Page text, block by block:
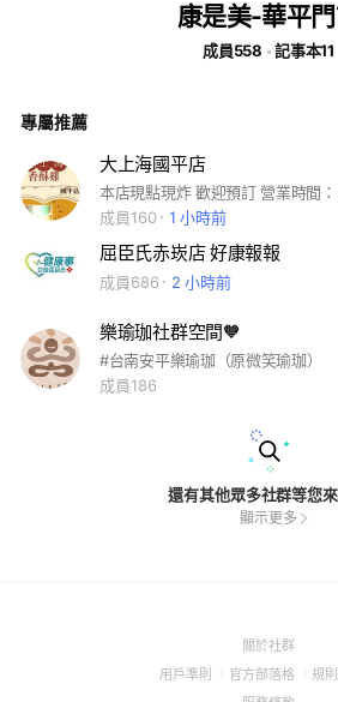
康是美-華平
成員558 記事本11
專屬推薦
大上海國平店
成員160
1 小時前
屈臣氏赤崁店 好康報報
成員686 2 小時前
樂瑜珈社群空間🧡
#台南安平樂瑜珈（原微笑瑜珈）
成員186
還有其他眾多社群等您
顯示更多
關於社群(Open
用戶準則
(Open
官方部落格
(Open
規